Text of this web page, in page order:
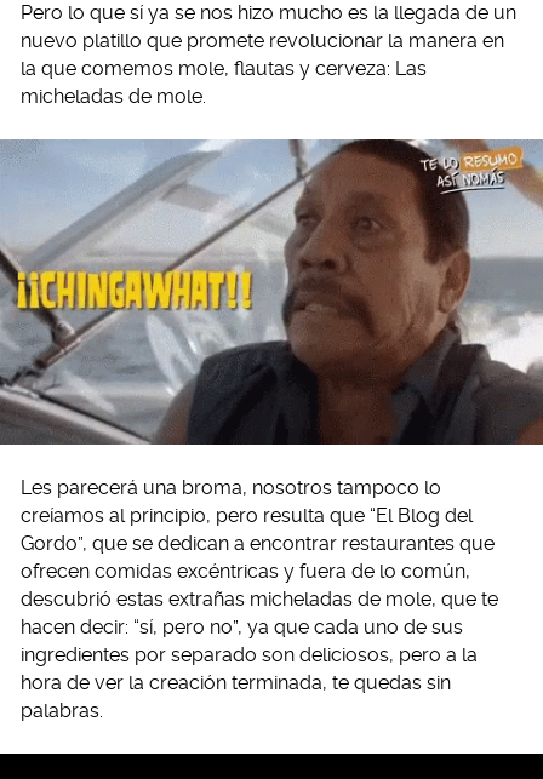
Pero lo que sí ya se nos hizo mucho es la llegada de un
nuevo platillo que promete revolucionar la manera en
la que comemos mole, flautas y cerveza: Las
micheladas de mole.
Les parecerá una broma, nosotros tampoco lo
creíamos al principio, pero resulta que “El Blog del
Gordo”, que se dedican a encontrar restaurantes que
ofrecen comidas excéntricas y fuera de lo común,
descubrió estas extrañas micheladas de mole, que te
hacen decir: “sí, pero no”, ya que cada uno de sus
ingredientes por separado son deliciosos, pero a la
hora de ver la creación terminada, te quedas sin
palabras.